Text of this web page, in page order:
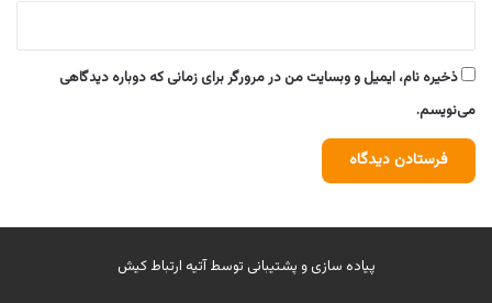
ذخیره نام، ایمیل و وبسایت من در مرورگر برای زمانی که دوباره دیدگاهی
می‌نویسم.
پیاده سازی و پشتیبانی توسطآتیه ارتباط کیش